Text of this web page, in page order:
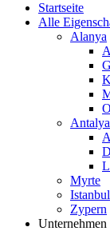
Startseite
Alle
Alanya
Antalya
Myrte
Istanbul
Zypern
Unternehmen